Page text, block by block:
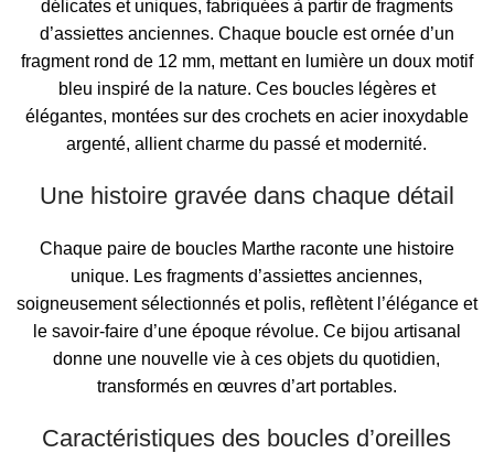
délicates et uniques, fabriquées à partir de fragments
d’assiettes anciennes. Chaque boucle est ornée d’un
fragment rond de 12 mm, mettant en lumière un doux motif
bleu inspiré de la nature. Ces boucles légères et
élégantes, montées sur des crochets en acier inoxydable
argenté, allient charme du passé et modernité.
Une histoire gravée dans chaque détail
Chaque paire de boucles Marthe raconte une histoire
unique. Les fragments d’assiettes anciennes,
soigneusement sélectionnés et polis, reflètent l’élégance et
le savoir-faire d’une époque révolue. Ce bijou artisanal
donne une nouvelle vie à ces objets du quotidien,
transformés en œuvres d’art portables.
Caractéristiques des boucles d’oreilles